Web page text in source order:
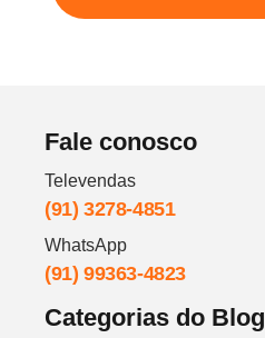
Fale conosco
Televendas
(91) 3278-4851
WhatsApp
(91) 99363-4823
Categorias do Blog